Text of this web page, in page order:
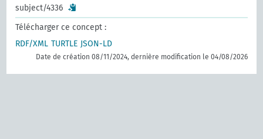
subject/4336
Télécharger ce concept :
RDF/XML TURTLE JSON-LD
Date de création 08/11/2024, dernière modification le 04/08/2026